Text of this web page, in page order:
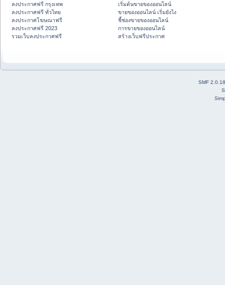
ลงประกาศฟรี กรุงเทพ
ลงประกาศฟรี ทั่วไทย
ลงประกาศโฆษณาฟรี
ลงประกาศฟรี 2023
รวมเว็บลงประกาศฟรี
เริ่มต้นขายของออนไลน์
ขายของออนไลน์ เริ่มยังไง
ชี้ช่องขายของออนไลน์
การขายของออนไลน์
สร้างเว็บฟรีประกาศ
SMF 2.0.18